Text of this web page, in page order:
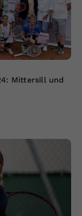
Mittersill und